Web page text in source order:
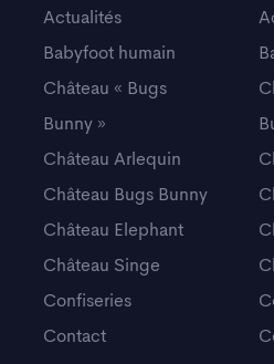
Actualités
Babyfoot humain
Château « Bugs
Bunny »
Château Arlequin
Château Bugs Bunny
Château Elephant
Château Singe
Confiseries
Contact